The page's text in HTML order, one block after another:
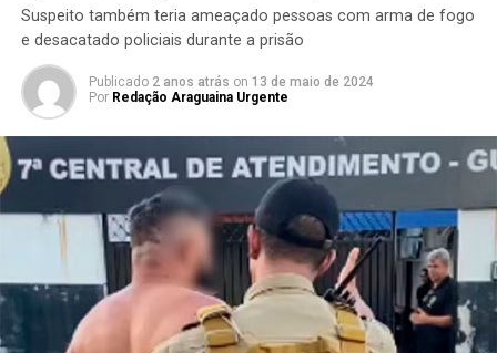
Suspeito também teria ameaçado pessoas com arma de fogo
e desacatado policiais durante a prisão
Publicado 2 anos atrás on 13 de maio de 2024
Por Redação Araguaina Urgente